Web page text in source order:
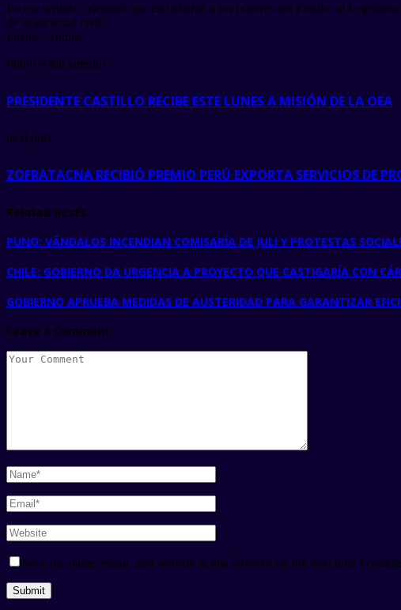
En ese sentido, adelantó que escucharán a los poderes del Estado, al
de la sociedad civil.
Fuente: Andina
Publicación anterior
PRESIDENTE CASTILLO RECIBE ESTE LUNES A MISIÓN DE LA OEA
next post
ZOFRATACNA RECIBIÓ PREMIO PERÚ EXPORTA SERVICIOS DE
Related posts
PUNO: VÁNDALOS INCENDIAN COMISARÍA DE JULI Y PROTESTAS
CHILE: GOBIERNO DA URGENCIA A PROYECTO QUE CASTIGARÍA CON
GOBIERNO APRUEBA MEDIDAS DE AUSTERIDAD PARA GARANTIZAR
Leave a Comment
Save my name, email, and website in this browser for the next time I